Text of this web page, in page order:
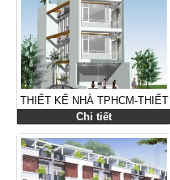
THIẾT KẾ NHÀ TPHCM-THIẾT
KẾ NHÀ QUẬN 9-NHÀ ANH
CÁT QUẬN 9
Chi tiết